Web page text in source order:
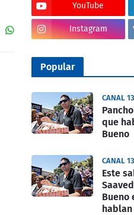
YouTube
Instagram
Popular
CANAL 13
que
Bueno
CANAL 13
Este
Bueno
hablan